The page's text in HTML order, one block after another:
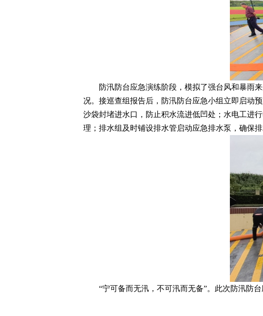
防汛防台应急演练阶段，模拟了强台风和暴雨
况。接巡查组报告后，防汛防台应急小组立即启动
沙袋封堵进水口，防止积水流进低凹处；水电工进
理；排水组及时铺设排水管启动应急排水泵，确保排
“宁可备而无汛，不可汛而无备”。此次防汛防